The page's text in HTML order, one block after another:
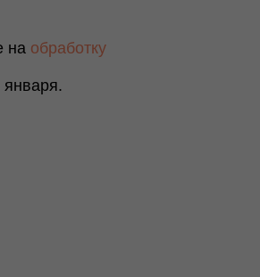
на обработку